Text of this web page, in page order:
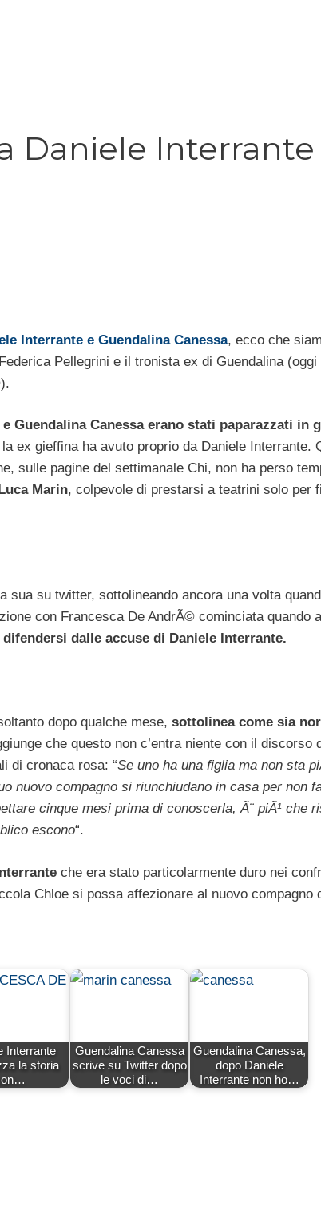
Daniele Interrante
Interrante e Guendalina Canessa, ecco che
Pellegrini e il tronista ex di Guendalina (oggi
e Guendalina Canessa erano stati paparazzati in
ex gieffina ha avuto proprio da Daniele Interrante.
sulle pagine del settimanale Chi, non ha perso
Luca Marin, colpevole di prestarsi a teatrini solo per
sua su twitter, sottolineando ancora una volta
con Francesca De AndrÃ© cominciata quando
dalle accuse di Daniele Interrante.
dopo qualche mese, sottolinea come sia
che questo non c’entra niente con il discorso
di cronaca rosa: “Se uno ha una figlia ma non sta
nuovo compagno si riunchiudano in casa per non
cinque mesi prima di conoscerla, Ã¨ piÃ¹ che
escono“.
che era stato particolarmente duro nei
Chloe si possa affezionare al nuovo compagno
Interrante
la storia
Guendalina Canessa
scrive su Twitter dopo
le voci di…
Guendalina Canessa,
dopo Daniele
Interrante non ho…